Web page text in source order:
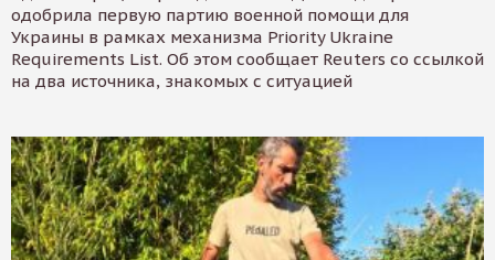
одобрила первую партию военной помощи для
Украины в рамках механизма Priority Ukraine
Requirements List. Об этом сообщает Reuters со ссылкой
на два источника, знакомых с ситуацией